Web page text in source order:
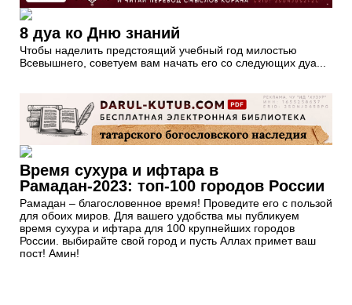
8 дуа ко Дню знаний
Чтобы наделить предстоящий учебный год милостью
Всевышнего, советуем вам начать его со следующих дуа...
Время сухура и ифтара в
Рамадан-2023: топ-100 городов России
Рамадан – благословенное время! Проведите его с пользой
для обоих миров. Для вашего удобства мы публикуем
время сухура и ифтара для 100 крупнейших городов
России. выбирайте свой город и пусть Аллах примет ваш
пост! Амин!